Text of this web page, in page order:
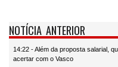
NOTÍCIA ANTERIOR
14:22 - Além da proposta salarial,
acertar com o Vasco